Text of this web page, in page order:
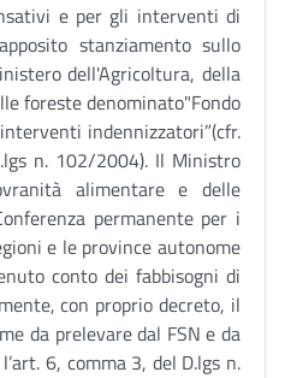
e per gli interventi di
stanziamento sullo
dell'Agricoltura, della
foreste denominato"Fondo
indennizzatori”(cfr.
n. 102/2004). Il Ministro
alimentare e delle
permanente per i
e le province autonome
conto dei fabbisogni di
con proprio decreto, il
da prelevare dal FSN e da
6, comma 3, del D.lgs n.